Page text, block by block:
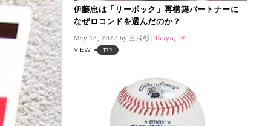
伊藤忠は「リーボック」再構築パートナーに
なぜロコンドを選んだのか？
May 13, 2022. 三浦彰 Tokyo, JP
VIEW 172